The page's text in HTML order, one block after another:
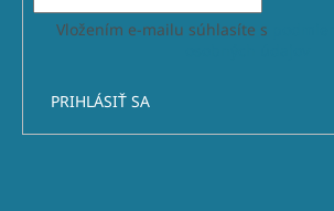
Vložením e-mailu súhlasíte s
PRIHLÁSIŤ SA